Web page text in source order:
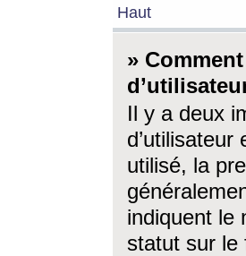
Haut
»
Il y a deux
utilisé, la
indiquent le
statut sur le